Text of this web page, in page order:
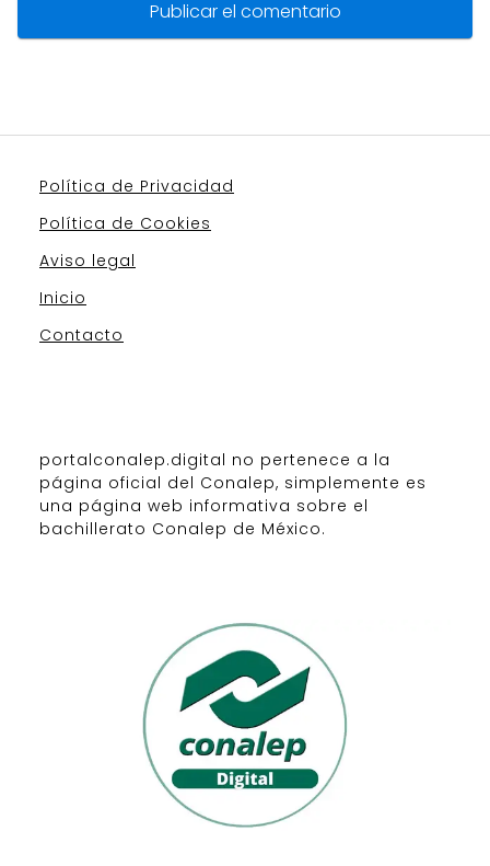
Política de Privacidad
Política de Cookies
Aviso legal
Inicio
Contacto
portalconalep.digital no pertenece a la
página oficial del Conalep, simplemente es
una página web informativa sobre el
bachillerato Conalep de México.